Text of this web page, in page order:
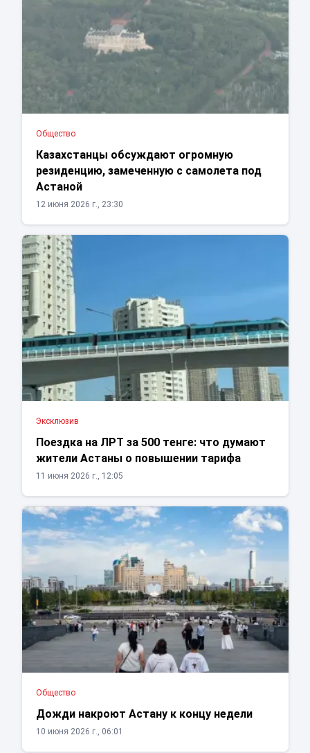
Общество
Казахстанцы обсуждают огромную
резиденцию, замеченную с самолета под
Астаной
12 июня 2026 г., 23:30
Эксклюзив
Поездка на ЛРТ за 500 тенге: что думают
жители Астаны о повышении тарифа
11 июня 2026 г., 12:05
Общество
Дожди накроют Астану к концу недели
10 июня 2026 г., 06:01